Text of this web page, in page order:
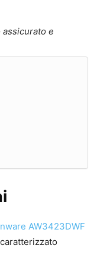
assicurato e
AW3423DWF